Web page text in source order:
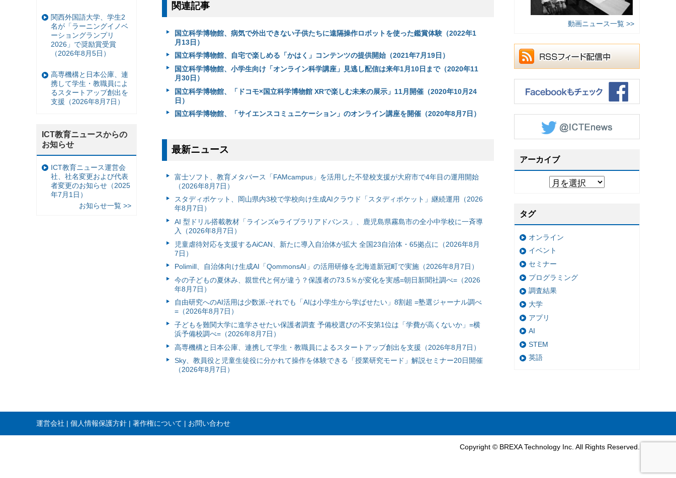
関連記事
国立科学博物館、病気で外出できない子供たちに遠隔操作ロボットを使った鑑賞体験（2022年1
月13日）
国立科学博物館、自宅で楽しめる「かはく」コンテンツの提供開始（2021年7月19日）
国立科学博物館、小学生向け「オンライン科学講座」見逃し配信は来年1月10日まで（2020年11
月30日）
国立科学博物館、「ドコモ×国立科学博物館 XRで楽しむ未来の展示」11月開催（2020年10月24
日）
国立科学博物館、「サイエンスコミュニケーション」のオンライン講座を開催（2020年8月7日）
最新ニュース
富⼠ソフト、教育メタバース「FAMcampus」を活用した不登校支援が大府市で4年目の運用開始
（2026年8月7日）
スタディポケット、岡山県内3校で学校向け生成AIクラウド「スタディポケット」継続運用（2026
年8月7日）
AI 型ドリル搭載教材「ラインズeライブラリアドバンス」、鹿児島県霧島市の全小中学校に一斉導
入（2026年8月7日）
児童虐待対応を支援するAiCAN、新たに導入自治体が拡大 全国23自治体・65拠点に（2026年8月
7日）
Polimill、自治体向け生成AI「QommonsAI」の活用研修を北海道新冠町で実施（2026年8月7日）
今の子どもの夏休み、親世代と何が違う？保護者の73.5％が変化を実感=朝日新聞社調べ=（2026
年8月7日）
自由研究へのAI活用は少数派-それでも「AIは小学生から学ばせたい」8割超 =塾選ジャーナル調べ
=（2026年8月7日）
子どもを難関大学に進学させたい保護者調査 予備校選びの不安第1位は「学費が高くないか」=横
浜予備校調べ=（2026年8月7日）
高専機構と日本公庫、連携して学生・教職員によるスタートアップ創出を支援（2026年8月7日）
Sky、教員役と児童生徒役に分かれて操作を体験できる「授業研究モード」解説セミナー20日開催
（2026年8月7日）
動画ニュース一覧 >>
アーカイブ
タグ
オンライン
イベント
セミナー
プログラミング
調査結果
大学
アプリ
AI
STEM
英語
関西外国語大学、学生2
名が「ラーニングイノベ
ーショングランプリ
2026」で奨励賞受賞
（2026年8月5日）
高専機構と日本公庫、連
携して学生・教職員によ
るスタートアップ創出を
支援（2026年8月7日）
ICT教育ニュースからの
お知らせ
ICT教育ニュース運営会
社、社名変更および代表
者変更のお知らせ（2025
年7月1日）
お知らせ一覧 >>
運営会社 個人情報保護方針 著作権について お問い合わせ
Copyright © BREXA Technology Inc. All Rights Reserved.